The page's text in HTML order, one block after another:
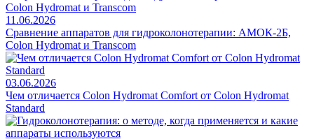
11.06.2026
Сравнение аппаратов для гидроколонотерапии: АМОК-2Б,
Colon Hydromat и Transcom
03.06.2026
Чем отличается Colon Hydromat Comfort от Colon Hydromat
Standard